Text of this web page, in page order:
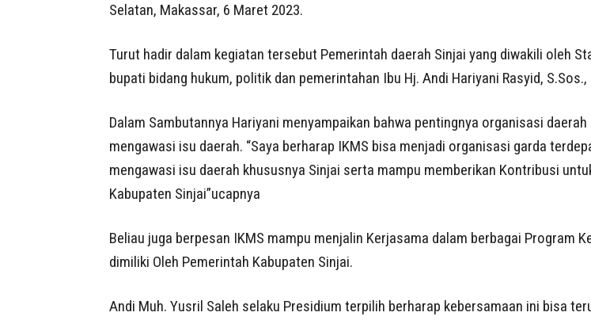
Selatan, Makassar, 6 Maret 2023.
Turut hadir dalam kegiatan tersebut Pemerintah daerah Sinjai yang diwakili oleh
bupati bidang hukum, politik dan pemerintahan Ibu Hj. Andi Hariyani Rasyid, S.Sos.,
Dalam Sambutannya Hariyani menyampaikan bahwa pentingnya organisasi daerah
mengawasi isu daerah. “Saya berharap IKMS bisa menjadi organisasi garda
mengawasi isu daerah khususnya Sinjai serta mampu memberikan Kontribusi
Kabupaten Sinjai”ucapnya
Beliau juga berpesan IKMS mampu menjalin Kerjasama dalam berbagai Program
dimiliki Oleh Pemerintah Kabupaten Sinjai.
Andi Muh. Yusril Saleh selaku Presidium terpilih berharap kebersamaan ini bisa